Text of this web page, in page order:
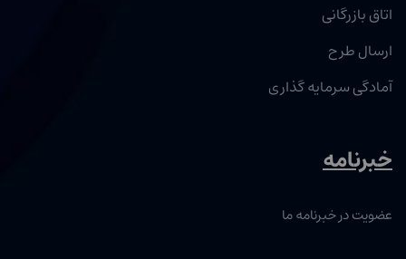
اتاق بازرگانی
ارسال طرح
آمادگی سرمایه گذاری
خبرنامه
عضویت در خبرنامه ما